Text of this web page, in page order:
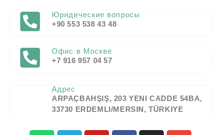
Юридические вопросы
+90 553 538 43 48
Офис в Москве
+7 916 957 04 57
Адрес
ARPAÇBAHŞIŞ, 203 YENI CADDE 54BA,
33730 ERDEMLI/MERSIN, TÜRKIYE